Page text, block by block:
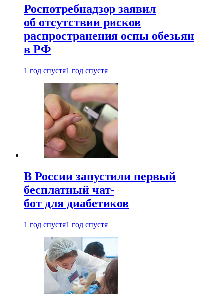
Роспотребнадзор заявил
об отсутствии рисков
распространения оспы обезьян
в РФ
1 год спустя1 год спустя
В России запустили первый
бесплатный чат-
бот для диабетиков
1 год спустя1 год спустя